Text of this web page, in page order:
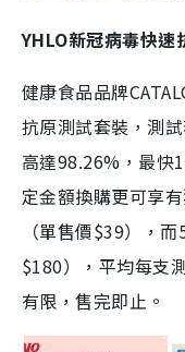
YHLO新冠病毒快速
健康食品品牌
抗原測試套裝，測
高達98.26%，最快
定金額換購更可享
（單售價$39），
$180），平均每支
有限，售完即止。